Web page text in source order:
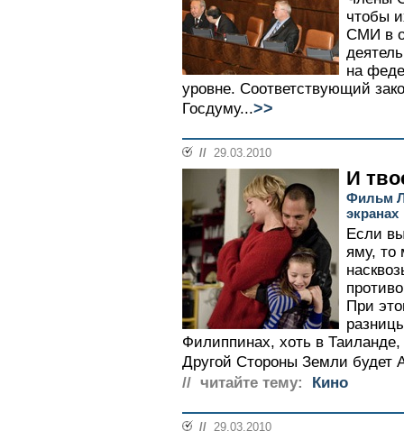
чтобы
СМИ в
на
уровне. Соответствующий
Госдуму...>>
// 29.03.2010
И
Фильм
экранах
Если
яму, то
При
Филиппинах, хоть в
Другой Стороны Земли будет
// читайте тему:
Кино
// 29.03.2010